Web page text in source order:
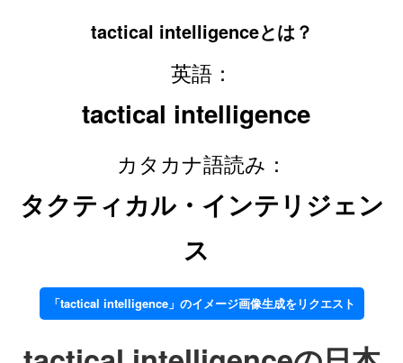
tactical intelligenceとは？
英語：
tactical intelligence
カタカナ語読み：
タクティカル・インテリジェン
ス
「tactical intelligence」のイメージ画像生成をリクエスト